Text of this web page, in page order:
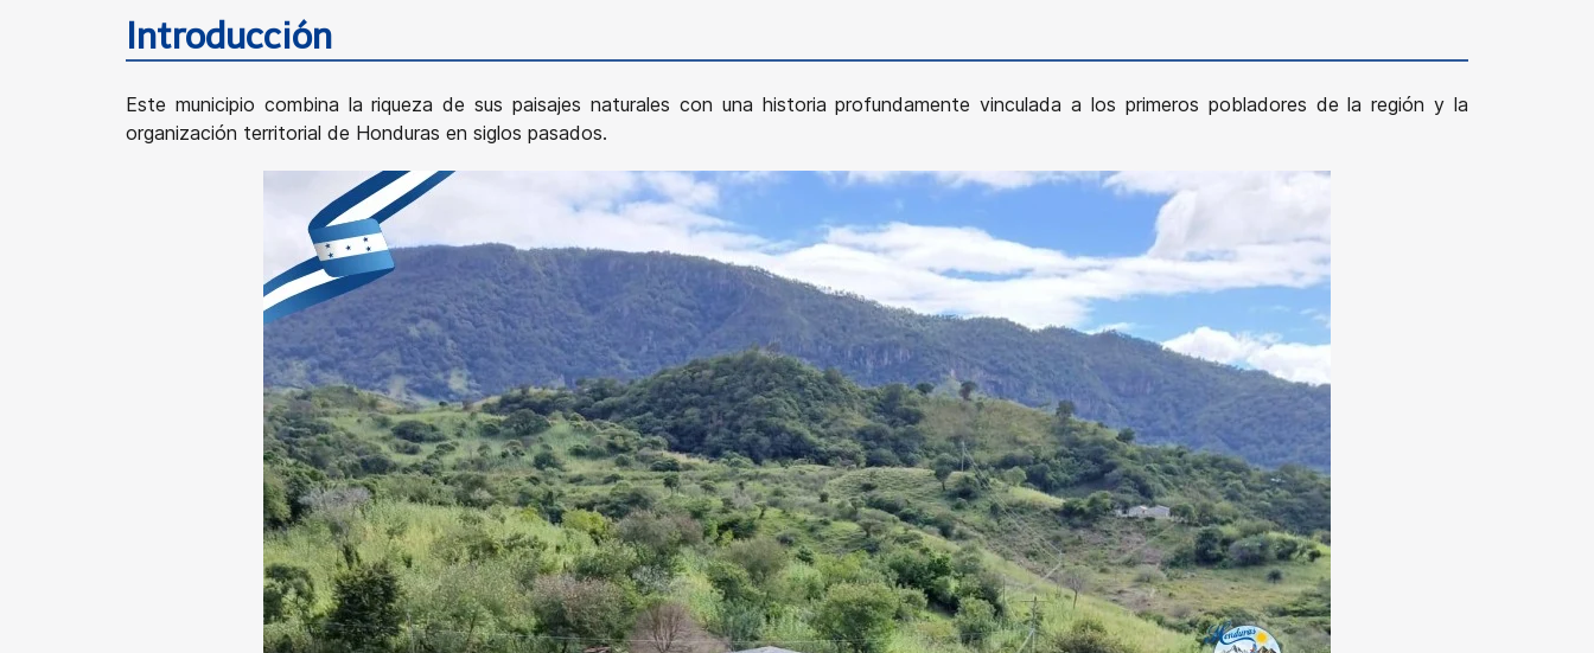
Introducción
Este municipio combina la riqueza de sus paisajes naturales con una historia profundamente vinculada a los primeros pobladores de la región y la
organización territorial de Honduras en siglos pasados.